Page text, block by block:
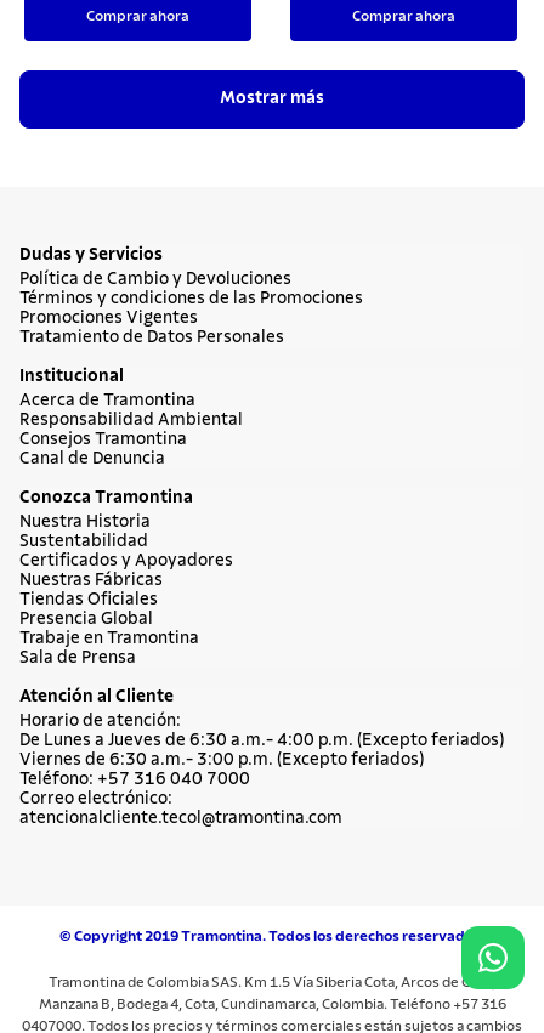
Comprar ahora Comprar ahora
Mostrar más
Dudas y Servicios
Política de Cambio y Devoluciones
Términos y condiciones de las Promociones
Promociones Vigentes
Tratamiento de Datos Personales
Institucional
Acerca de Tramontina
Responsabilidad Ambiental
Consejos Tramontina
Canal de Denuncia
Conozca Tramontina
Nuestra Historia
Sustentabilidad
Certificados y Apoyadores
Nuestras Fábricas
Tiendas Oficiales
Presencia Global
Trabaje en Tramontina
Sala de Prensa
Atención al Cliente
Horario de atención:
De Lunes a Jueves de 6:30 a.m.- 4:00 p.m. (Excepto feriados)
Viernes de 6:30 a.m.- 3:00 p.m. (Excepto feriados)
Teléfono: +57 316 040 7000
Correo electrónico:
atencionalcliente.tecol@tramontina.com
© Copyright 2019 Tramontina. Todos los derechos reservados.
Tramontina de Colombia SAS. Km 1.5 Vía Siberia Cota, Arcos de Cota,
Manzana B, Bodega 4, Cota, Cundinamarca, Colombia. Teléfono +57 316
0407000. Todos los precios y términos comerciales están sujetos a cambios